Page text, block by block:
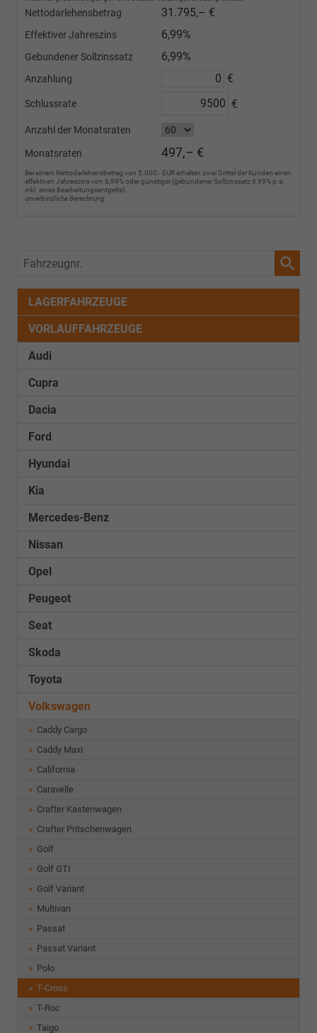
„Misano“.
Lager-
und
dass
mit
den
bitten
Kenntnisnahme
Nettodarlehensbetrag 31.795,– €
Effektiver Jahreszins 6,99%
Gebundener Sollzinssatz 6,99%
Anzahlung €
Schlussrate €
Anzahl der Monatsraten
Monatsraten 497,– €
Bei einem Nettodarlehensbetrag von 5.000,- EUR erhalten zwei Drittel der Kunden einen
effektiven Jahreszins von 6,99% oder günstiger (gebundener Sollzinssatz 6,99% p.a.
inkl. eines Bearbeitungsentgelts).
unverbindliche Berechnung
Fahrzeugnr.
LAGERFAHRZEUGE
VORLAUFFAHRZEUGE
Audi
Cupra
Dacia
Ford
Hyundai
Kia
Mercedes-Benz
Nissan
Opel
Peugeot
Seat
Skoda
Toyota
Volkswagen
Caddy Cargo
Caddy Maxi
California
Caravelle
Crafter Kastenwagen
Crafter Pritschenwagen
Golf
Golf GTI
Golf Variant
Multivan
Passat
Passat Variant
Polo
T-Cross
T-Roc
Taigo